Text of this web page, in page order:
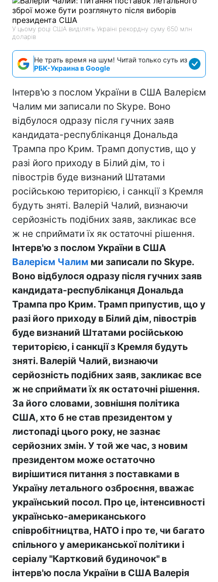
У цьому році США виділять Україні рекордну суму 650 млн
доларів
Не трать время на шум! Читай только суть из
РБК-Украина в Google
Інтерв'ю з послом України в США Валерієм
Чалим ми записали по Skype. Воно
відбулося одразу після гучних заяв
кандидата-республіканця Дональда
Трампа про Крим. Трамп допустив, що у
разі його приходу в Білий дім, то і
півострів буде визнаний Штатами
російською територією, і санкції з Кремля
будуть зняті. Валерій Чалий, визнаючи
серйозність подібних заяв, закликає все
ж не сприймати їх як остаточні рішення.
Інтерв'ю з послом України в США
Валерієм Чалим ми записали по Skype.
Воно відбулося одразу після гучних заяв
кандидата-республіканця Дональда
Трампа про Крим. Трамп припустив, що у
разі його приходу в Білий дім, півострів
буде визнаний Штатами російською
територією, і санкції з Кремля будуть
зняті. Валерій Чалий, визнаючи
серйозність подібних заяв, закликає все
ж не сприймати їх як остаточні рішення.
За його словами, зовнішня політика
США, хто б не став президентом у
листопаді цього року, не зазнає
серйозних змін. У той же час, з новим
президентом може остаточно
вирішитися питання з поставками в
Україну летального озброєння, вважає
український посол. Про це, інтенсивності
українсько-американського
співробітництва, НАТО і про те, чи багато
спільного у американської політики і
серіалу "Картковий будиночок" в
інтерв'ю посла України в США Валерія